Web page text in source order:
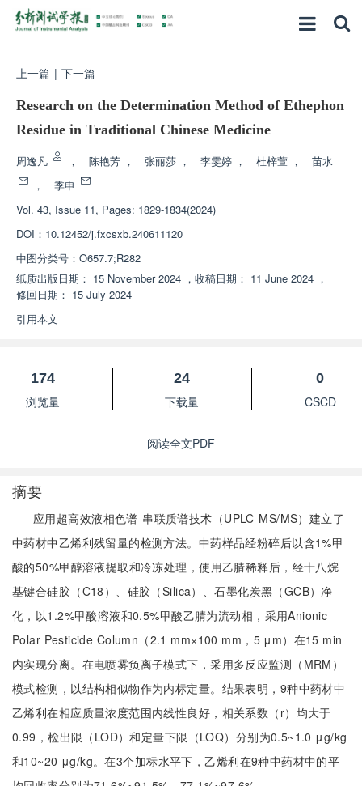
上一篇 | 下一篇
Research on the Determination Method of Ethephon
Residue in Traditional Chinese Medicine
周逸凡 ， 陈艳芳 ， 张丽莎 ， 李雯婷 ， 杜梓萱 ，
苗水
，
季申
Vol. 43, Issue 11, Pages: 1829-1834(2024)
DOI： 10.12452/j.fxcsxb.240611120
中图分类号： O657.7;R282
纸质出版日期： 15 November 2024 ， 收稿日期： 11 June 2024 ，
修回日期： 15 July 2024
引用本文
174
浏览量
24
下载量
0
CSCD
阅读全文PDF
摘要
应用超高效液相色谱-串联质谱技术（UPLC-MS/MS）建立了
中药材中乙烯利残留量的检测方法。中药样品经粉碎后以含1%甲
酸的50%甲醇溶液提取和冷冻处理，使用乙腈稀释后，经十八烷
基键合硅胶（C18）、硅胶（Silica）、石墨化炭黑（GCB）净
化，以1.2%甲酸溶液和0.5%甲酸乙腈为流动相，采用Anionic
Polar Pesticide Column（2.1 mm×100 mm，5 μm）在15 min
内实现分离。在电喷雾负离子模式下，采用多反应监测（MRM）
模式检测，以结构相似物作为内标定量。结果表明，9种中药材中
乙烯利在相应质量浓度范围内线性良好，相关系数（r）均大于
0.99，检出限（LOD）和定量下限（LOQ）分别为0.5~1.0 μg/kg
和10~20 μg/kg。在3个加标水平下，乙烯利在9种中药材中的平